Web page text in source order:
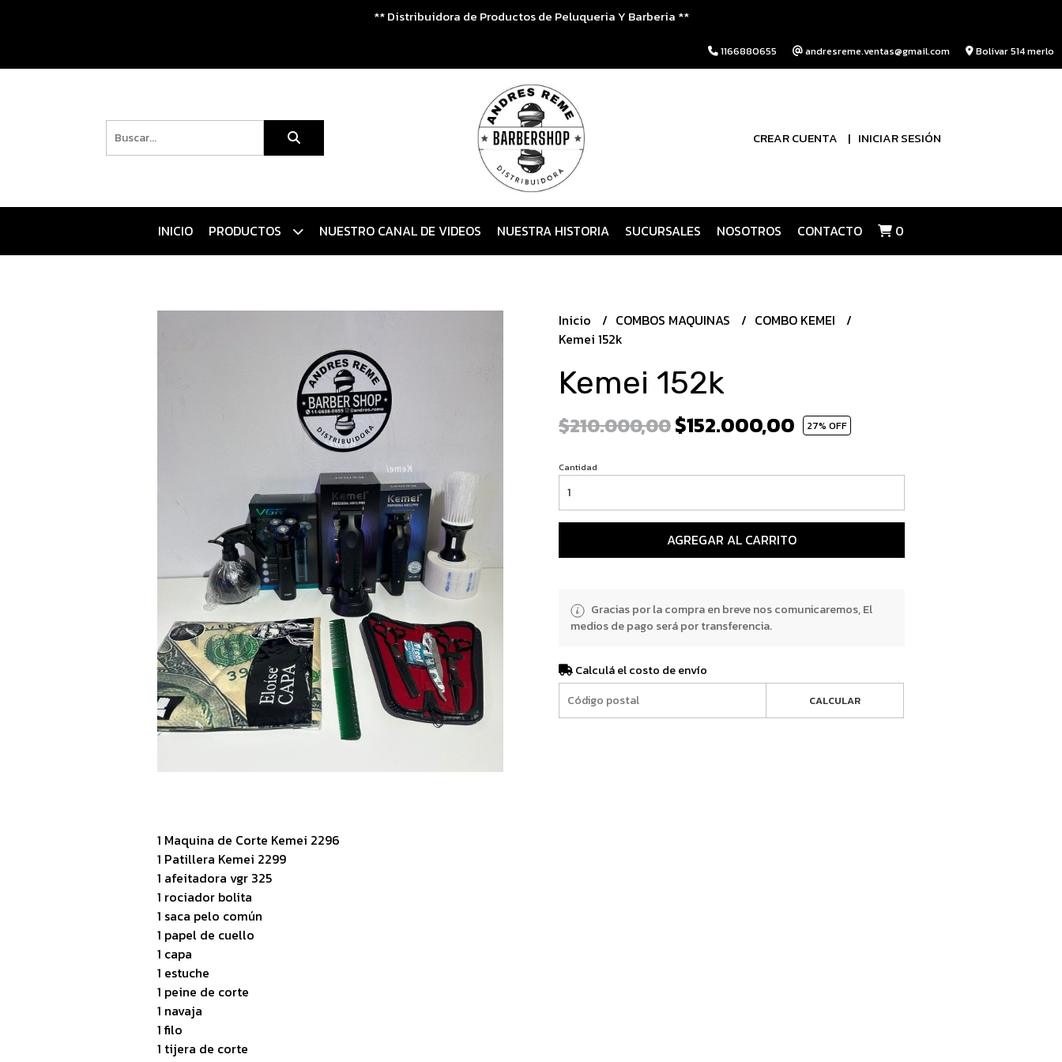
** Distribuidora de Productos de Peluqueria Y Barberia **
1166880655 andresreme.ventas@gmail.com Bolivar 514 merlo
CREAR CUENTA INICIAR SESIÓN
INICIO PRODUCTOS NUESTRO CANAL DE VIDEOS NUESTRA HISTORIA SUCURSALES NOSOTROS CONTACTO 0
1 Maquina de Corte Kemei 2296
1 Patillera Kemei 2299
1 afeitadora vgr 325
1 rociador bolita
1 saca pelo común
1 papel de cuello
1 capa
1 estuche
1 peine de corte
1 navaja
1 filo
1 tijera de corte
Inicio COMBOS MAQUINAS
COMBO KEMEI
Kemei 152k
Kemei 152k
$210.000,00$152.000,00 27% OFF
Cantidad
AGREGAR AL CARRITO
Gracias por la compra en breve nos comunicaremos, El
medios de pago será por transferencia.
Calculá el costo de envío
CALCULAR